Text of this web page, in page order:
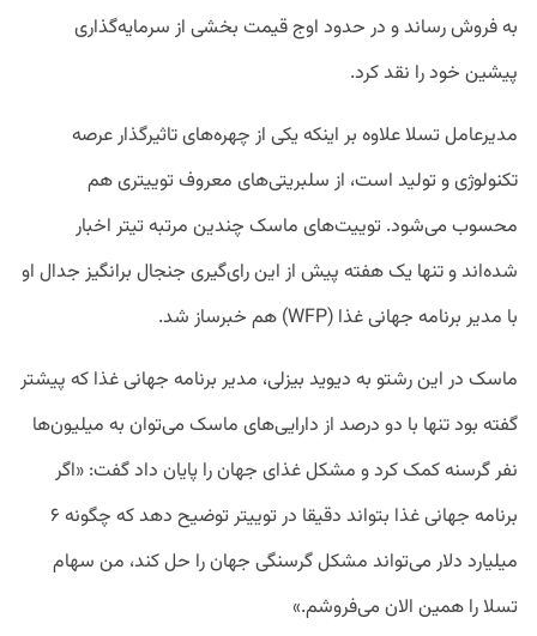
به فروش رساند و در حدود اوج قیمت بخشی از سرمایه‌گذاری
پیشین خود را نقد کرد.
مدیرعامل تسلا علاوه بر اینکه یکی از چهره‌های تاثیرگذار عرصه
تکنولوژی و تولید است، از سلبریتی‌های معروف توییتری هم
محسوب می‌شود. توییت‌های ماسک چندین مرتبه تیتر اخبار
شده‌اند و تنها یک هفته پیش از این رای‌گیری جنجال برانگیز جدال او
با مدیر برنامه جهانی غذا (WFP) هم خبرساز شد.
ماسک در این رشتو به دیوید بیزلی، مدیر برنامه جهانی غذا که پیشتر
گفته بود تنها با دو درصد از دارایی‌های ماسک می‌توان به میلیون‌ها
نفر گرسنه کمک کرد و مشکل غذای جهان را پایان داد گفت: «اگر
برنامه جهانی غذا بتواند دقیقا در توییتر توضیح دهد که چگونه ۶
میلیارد دلار می‌تواند مشکل گرسنگی جهان را حل کند، من سهام
تسلا را همین الان می‌فروشم.»